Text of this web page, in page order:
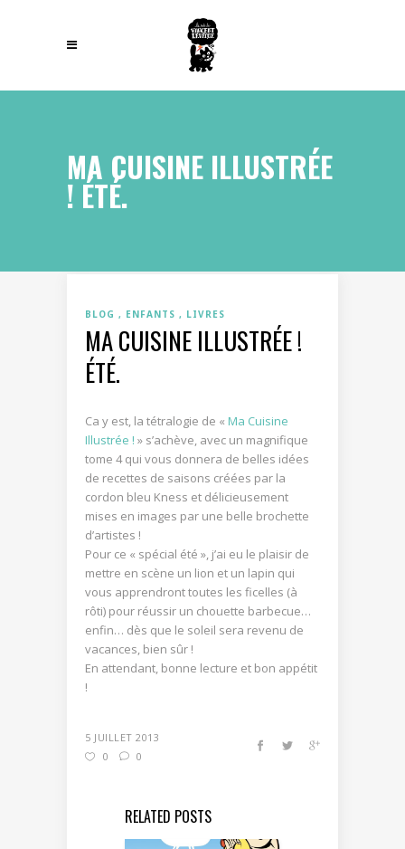
MA CUISINE ILLUSTRÉE
! ÉTÉ.
BLOG ENFANTS LIVRES
MA CUISINE ILLUSTRÉE !
ÉTÉ.
Ca y est, la tétralogie de « Ma Cuisine
Illustrée ! » s’achève, avec un magnifique
tome 4 qui vous donnera de belles idées
de recettes de saisons créées par la
cordon bleu Kness et délicieusement
mises en images par une belle brochette
d’artistes !
Pour ce « spécial été », j’ai eu le plaisir de
mettre en scène un lion et un lapin qui
vous apprendront toutes les ficelles (à
rôti) pour réussir un chouette barbecue…
enfin… dès que le soleil sera revenu de
vacances, bien sûr !
En attendant, bonne lecture et bon appétit
!
5 JUILLET 2013
0
0
RELATED POSTS